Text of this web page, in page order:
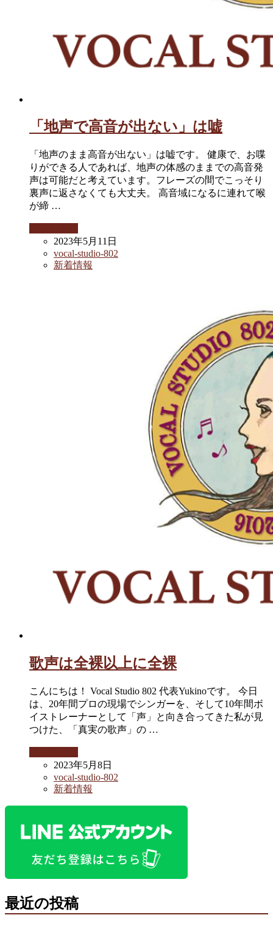
「地声で高音が出ない」は嘘
「地声のまま高音が出ない」は嘘です。 健康で、お喋
りができる人であれば、地声の体感のままでの高音発
声は可能だと考えています。フレーズの間でこっそり
裏声に返さなくても大丈夫。 高音域になるに連れて喉
が締 …
2023年5月11日
vocal-studio-802
新着情報
歌声は全裸以上に全裸
こんにちは！ Vocal Studio 802 代表Yukinoです。 今日
は、20年間プロの現場でシンガーを、そして10年間ボ
イストレーナーとして「声」と向き合ってきた私が見
つけた、「真実の歌声」の …
2023年5月8日
vocal-studio-802
新着情報
最近の投稿